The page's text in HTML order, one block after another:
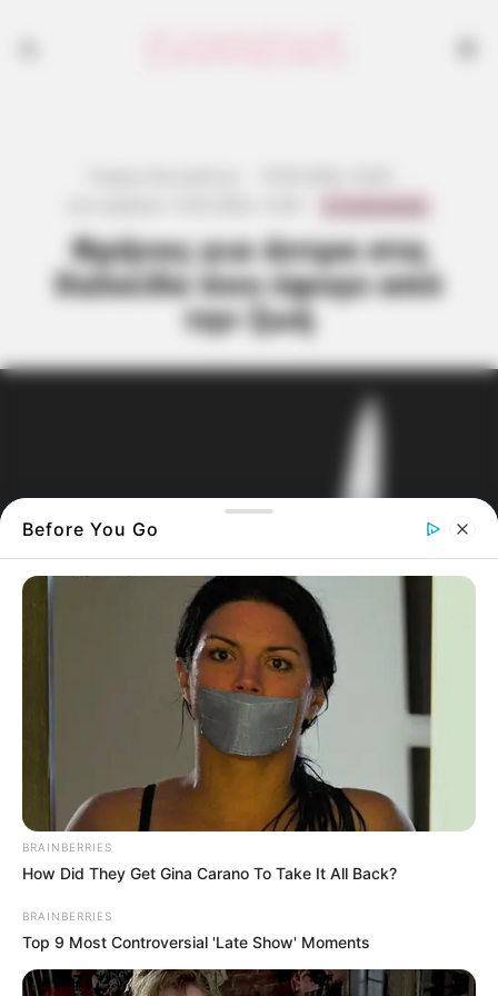
Θρήνος για άντρα στη
Χαλκίδα που έφυγε από
την ζωή
Έφυγε πρόωρα από την ζωή 58χρονος άντρας
από τη Χαλκίδα.
οικογένεια του αλλά και την τοπική κοινωνία.
Μια ατμόσφαιρα βαθιάς οδύνης επικρατεί στη
Before You Go
BRAINBERRIES
How Did They Get Gina Carano To Take It All Back?
BRAINBERRIES
Top 9 Most Controversial 'Late Show' Moments